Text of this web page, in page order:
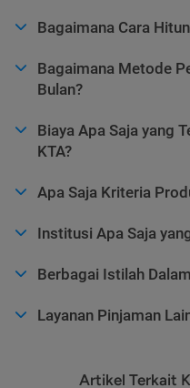
Bagaimana Cara
Bagaimana Metode
Bulan?
Biaya Apa Saja yang
KTA?
Apa Saja Kriteria
Institusi Apa Saja
Berbagai Istilah
Layanan Pinjaman
Artikel Terkait